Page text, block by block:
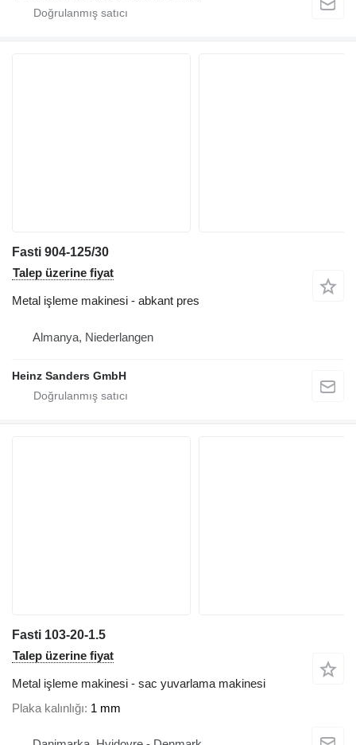
Fasti 904-125/30
Talep üzerine fiyat
Metal işleme makinesi - abkant pres
Almanya, Niederlangen
Heinz Sanders GmbH
Fasti 103-20-1.5
Talep üzerine fiyat
Metal işleme makinesi - sac yuvarlama makinesi
Plaka kalınlığı 1 mm